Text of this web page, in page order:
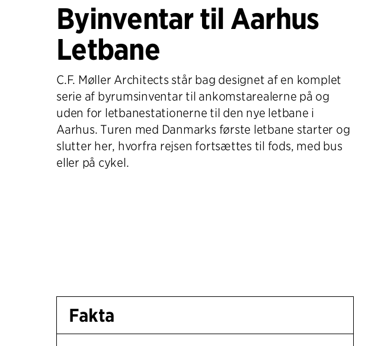
Byinventar til Aarhus
Letbane
C.F. Møller Architects står bag designet af en komplet
serie af byrumsinventar til ankomstarealerne på og
uden for letbanestationerne til den nye letbane i
Aarhus. Turen med Danmarks første letbane starter og
slutter her, hvorfra rejsen fortsættes til fods, med bus
eller på cykel.
Fakta